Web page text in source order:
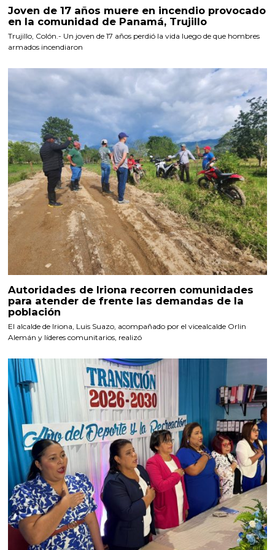
Joven de 17 años muere en incendio provocado
en la comunidad de Panamá, Trujillo
Trujillo, Colón.- Un joven de 17 años perdió la vida luego de que hombres
armados incendiaron
Autoridades de Iriona recorren comunidades
para atender de frente las demandas de la
población
El alcalde de Iriona, Luis Suazo, acompañado por el vicealcalde Orlin
Alemán y líderes comunitarios, realizó